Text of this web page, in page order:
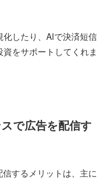
したり、AIで決済短信
をサポートしてくれま
で広告を配信す
するメリットは、主に